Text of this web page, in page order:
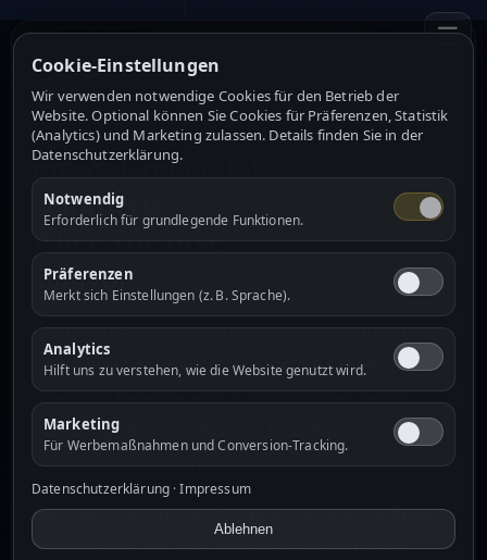
☰
Pro & Contra: Ist
geförderte
Altersvorsorge
sinnvoll?
Die richtige Antwort lautet meist nicht einfach Ja
oder Nein. Geförderte Altersvorsorge kann ein
sinnvoller Baustein sein – aber nur dann, wenn
Förderung, Struktur, Kosten, Liquidität und die
Rolle im Gesamtvermögen zusammenpassen.
Innerhalb von Private Exit Invest wird diese Frage
deshalb nicht nur vom Produkt her beantwortet,
Cookie-Einstellungen
Wir verwenden notwendige Cookies für den Betrieb der
Website. Optional können Sie Cookies für Präferenzen, Statistik
(Analytics) und Marketing zulassen. Details finden Sie in der
Datenschutzerklärung.
Notwendig
Erforderlich für grundlegende Funktionen.
Präferenzen
Merkt sich Einstellungen (z. B. Sprache).
Analytics
Hilft uns zu verstehen, wie die Website genutzt wird.
Marketing
Für Werbemaßnahmen und Conversion-Tracking.
Datenschutzerklärung ·Impressum
Ablehnen